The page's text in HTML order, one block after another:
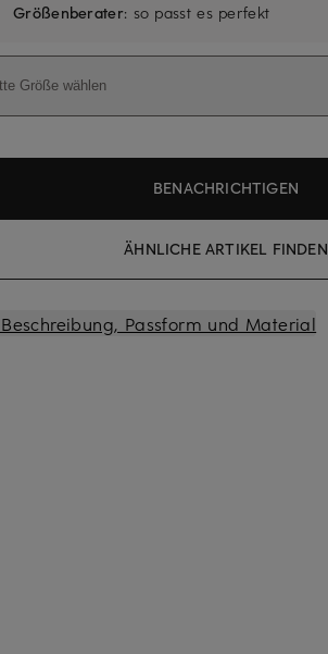
Größenberater: so passt es perfekt
Größe wählen
BENACHRICHTIGEN
ÄHNLICHE ARTIKEL FINDEN
Passform und Material